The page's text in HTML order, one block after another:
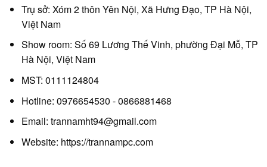
Trụ sở: Xóm 2 thôn Yên Nội, Xã Hưng Đạo, TP Hà Nội,
Việt Nam
Show room: Số 69 Lương Thế Vinh, phường Đại Mỗ, TP
Hà Nội, Việt Nam
MST: 0111124804
Hotline: 0976654530 - 0866881468
Email: trannamht94@gmail.com
Website: https://trannampc.com